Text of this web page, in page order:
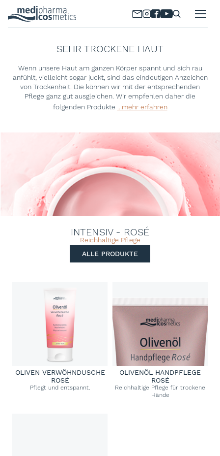
SEHR TROCKENE HAUT
Wenn unsere Haut am ganzen Körper spannt und sich rau
anfühlt, vielleicht sogar juckt, sind das eindeutigen Anzeichen
von Trockenheit. Die können wir mit der entsprechenden
Pflege ganz gut ausgleichen. Wir empfehlen daher die
folgenden Produkte ...mehr erfahren
INTENSIV - ROSÉ
Reichhaltige Pflege
ALLE PRODUKTE
OLIVEN VERWÖHNDUSCHE
ROSÉ
Pflegt und entspannt.
OLIVENÖL HANDPFLEGE
ROSÉ
Reichhaltige Pflege für trockene
Hände